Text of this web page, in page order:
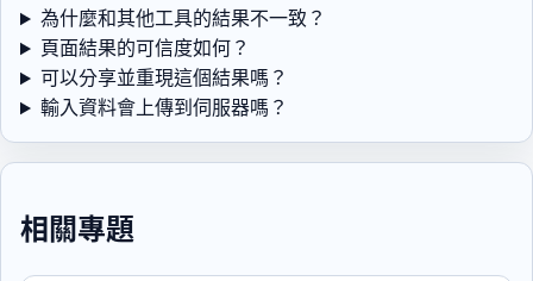
為什麼和其他工具的結果不一致？
頁面結果的可信度如何？
可以分享並重現這個結果嗎？
輸入資料會上傳到伺服器嗎？
相關專題